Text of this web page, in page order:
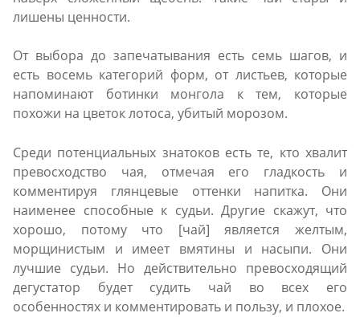
лишены ценности.
От выбора до запечатывания есть семь шагов, и
есть восемь категорий форм, от листьев, которые
напоминают ботинки монгола к тем, которые
похожи на цветок лотоса, убитый морозом.
Среди потенциальных знатоков есть те, кто хвалит
превосходство чая, отмечая его гладкость и
комментируя глянцевые оттенки напитка. Они
наименее способныe к судьи. Другие скажут, что
хорошо, потому что [чай] является желтым,
морщинистым и имеет вмятины и насыпи. Они
лучшие судьи. Но действительно превосходящий
дегустатор будет судить чай во всех его
особенностях и комментировать и пользу, и плохое.